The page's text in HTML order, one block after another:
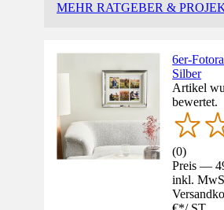
MEHR RATGEBER &
6er-
Silber
Artikel
bewertet.
(0)
Preis —
inkl.